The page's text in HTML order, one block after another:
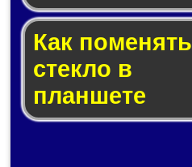
Как по­ме­нять
стек­ло в
планшете